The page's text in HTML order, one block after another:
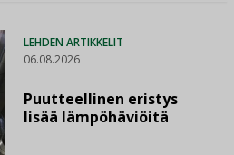
LEHDEN ARTIKKELIT
06.08.2026
Puutteellinen eristys
lisää lämpöhäviöitä